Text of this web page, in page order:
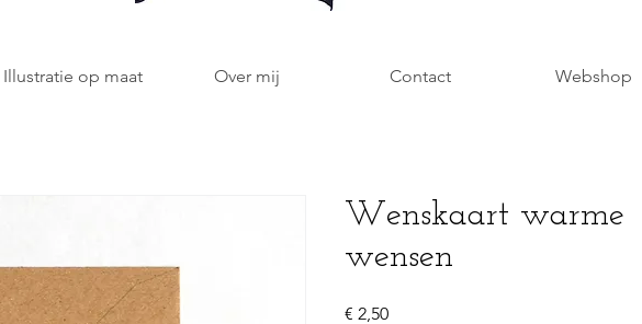
Illustratie op maat Over mij Contact Webshop
Wenskaart warme
wensen
€ 2,50Prijs